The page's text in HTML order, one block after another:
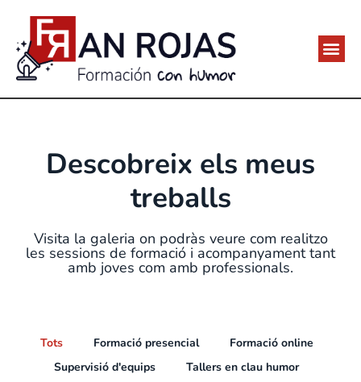
Descobreix els meus
treballs
Visita la galeria on podràs veure com realitzo
les sessions de formació i acompanyament tant
amb joves com amb professionals.
Tots Formació presencial
Formació online
Supervisió d'equips
Tallers en clau humor